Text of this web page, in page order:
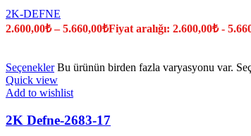
2K-DEFNE
2.600,00₺ –5.660,00₺Fiyat aralığı: 2.600,00₺ -
Seçenekler Bu ürünün birden fazla varyasyonu var.
Quick view
Add to wishlist
2K Defne-2683-17